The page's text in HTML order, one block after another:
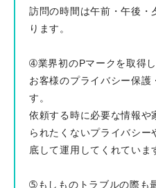
訪問の時間は午前・午後・
ります。
➃業界初のPマークを取得し
お客様のプライバシー保護
す。
依頼する時に必要な情報や
られたくないプライバシ
底して運用してくれていま
➄もしものトラブルの際も